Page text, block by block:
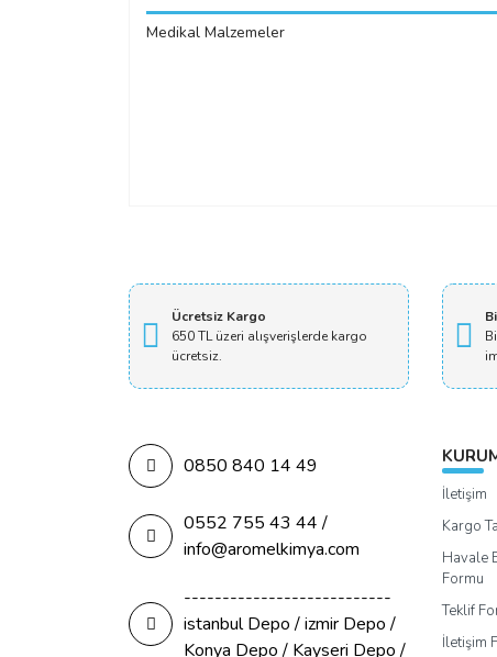
Medikal Malzemeler
Ücretsiz Kargo
650 TL üzeri alışverişlerde kargo
ücretsiz.
0850 840 14 49
0552 755 43 44 /
info@aromelkimya.com
---------------------------
istanbul Depo / izmir Depo /
Konya Depo / Kayseri Depo /
İletişim
Kargo
Havale
Formu
Teklif
İletişim